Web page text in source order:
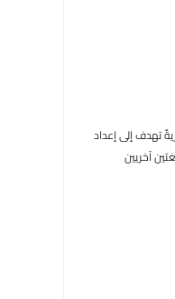
تهدف إلى إعداد
آخريين